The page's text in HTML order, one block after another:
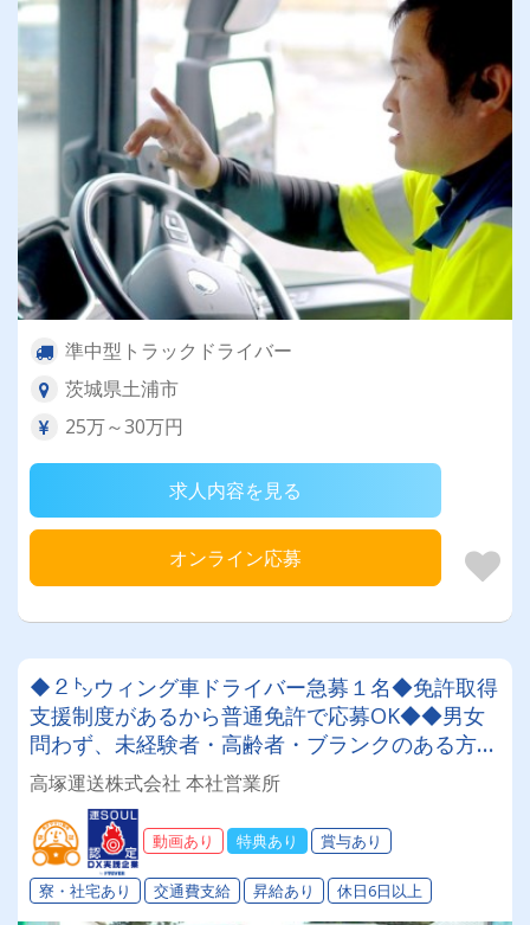
準中型トラックドライバー
茨城県土浦市
25万～30万円
求人内容を見る
オンライン応募
◆２㌧ウィング車ドライバー急募１名◆免許取得
支援制度があるから普通免許で応募OK◆◆男女
問わず、未経験者・高齢者・ブランクのある方大
歓迎！！創業６０年 地元密着の安定した企業で
す。賞与年３回支給 ♪
高塚運送株式会社 本社営業所
動画あり 特典あり 賞与あり
寮・社宅あり 交通費支給 昇給あり 休日6日以上